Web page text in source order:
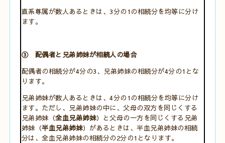
直系尊属が数人あるときは、3分の1の相続分を均等に分け
ます。
③ 配偶者と兄弟姉妹が相続人の場合
配偶者の相続分が4分の3、兄弟姉妹の相続分が4分の1とな
ります。
兄弟姉妹が数人あるときは、4分の1の相続分を均等に分け
ます。ただし、兄弟姉妹の中に、父母の双方を同じくする
兄弟姉妹（全血兄弟姉妹）と父母の一方を同じくする兄弟
姉妹（半血兄弟姉妹）があるときは、半血兄弟姉妹の相続
分は、全血兄弟姉妹の相続分の2分の1となります。